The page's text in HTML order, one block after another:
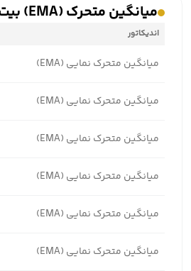
میانگین متحرک (EMA) بیت کوین
اندیکاتور
میانگین متحرک نمایی (EMA)
میانگین متحرک نمایی (EMA)
میانگین متحرک نمایی (EMA)
میانگین متحرک نمایی (EMA)
میانگین متحرک نمایی (EMA)
میانگین متحرک نمایی (EMA)